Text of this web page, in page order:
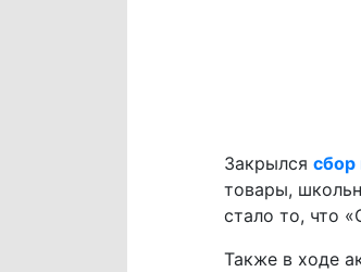
Закрылся сбор
товары,
стало то, что
Также в ходе